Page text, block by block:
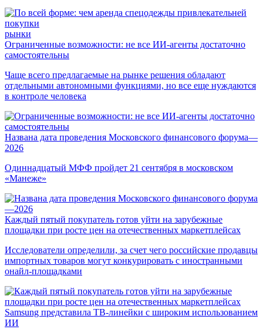
рынки
Ограниченные возможности: не все ИИ-агенты достаточно
самостоятельны
Чаще всего предлагаемые на рынке решения обладают
отдельными автономными функциями, но все еще нуждаются
в контроле человека
Названа дата проведения Московского финансового форума—
2026
Одиннадцатый МФФ пройдет 21 сентября в московском
«Манеже»
Каждый пятый покупатель готов уйти на зарубежные
площадки при росте цен на отечественных маркетплейсах
Исследователи определили, за счет чего российские продавцы
импортных товаров могут конкурировать с иностранными
онайл-площадками
Samsung представила ТВ-линейки с широким использованием
ИИ